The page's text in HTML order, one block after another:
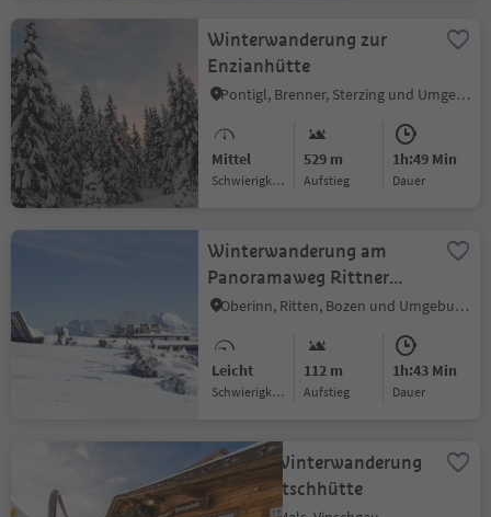
Winterwanderung zur
Enzianhütte
Pontigl, Brenner, Sterzing und Umgebung
Mittel
Schwierigkeitsgrad
529 m
Aufstieg
1h:49 Min
Dauer
Winterwanderung am
Panoramaweg Rittner
Horn
Oberinn, Ritten, Bozen und Umgebung
Leicht
Schwierigkeitsgrad
112 m
Aufstieg
1h:43 Min
Dauer
Hütten-Winterwanderung
Plantapatschhütte